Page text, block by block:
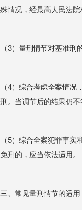
殊情况，经最高人民法院
（3）量刑情节对基准
（4）综合考虑全案情
刑。当调节后的结果仍
（5）综合全案犯罪事
免刑的，应当依法适用。
三、常见量刑情节的适用